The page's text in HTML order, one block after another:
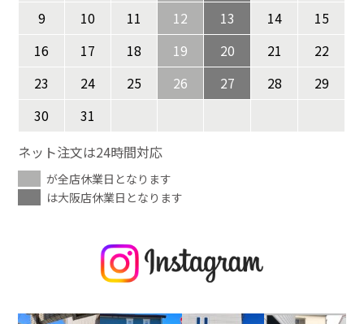
9
10 11 12 13 14
15
16
17 18 19 20 21
22
23
24 25 26 27 28
29
30
31
ネット注文は24時間対応
が全店休業日となります
は大阪店休業日となります